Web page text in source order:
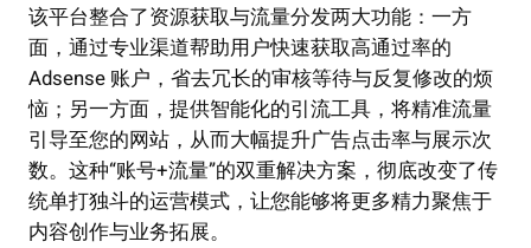
该平台整合了资源获取与流量分发两大功能：一方
面，通过专业渠道帮助用户快速获取高通过率的
Adsense 账户，省去冗长的审核等待与反复修改的烦
恼；另一方面，提供智能化的引流工具，将精准流量
引导至您的网站，从而大幅提升广告点击率与展示次
数。这种“账号+流量”的双重解决方案，彻底改变了传
统单打独斗的运营模式，让您能够将更多精力聚焦于
内容创作与业务拓展。